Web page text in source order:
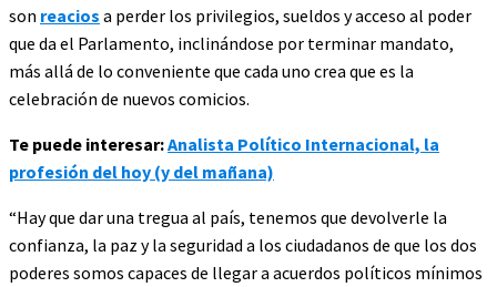
son reacios a perder los privilegios, sueldos y acceso al poder
que da el Parlamento, inclinándose por terminar mandato,
más allá de lo conveniente que cada uno crea que es la
celebración de nuevos comicios.
Te puede interesar:Analista Político Internacional, la
profesión del hoy (y del mañana)
“Hay que dar una tregua al país, tenemos que devolverle la
confianza, la paz y la seguridad a los ciudadanos de que los dos
poderes somos capaces de llegar a acuerdos políticos mínimos